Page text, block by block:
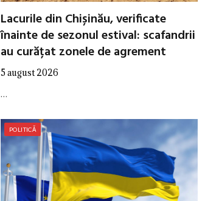
Lacurile din Chișinău, verificate
înainte de sezonul estival: scafandrii
au curățat zonele de agrement
5 august 2026
…
POLITICĂ